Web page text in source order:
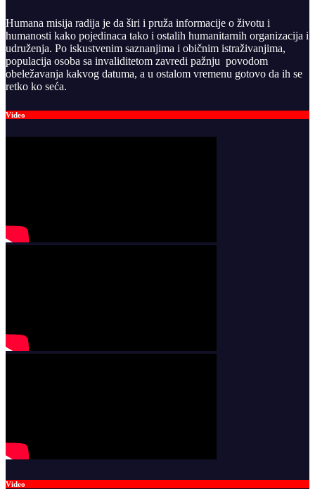
Humana misija radija je da širi i pruža informacije o životu i
humanosti kako pojedinaca tako i ostalih humanitarnih organizacija i
udruženja. Po iskustvenim saznanjima i običnim istraživanjima,
populacija osoba sa invaliditetom zavredi pažnju povodom
obeležavanja kakvog datuma, a u ostalom vremenu gotovo da ih se
retko ko seća.
Video
Video